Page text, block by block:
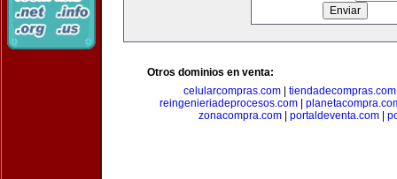
Otros dominios en venta:
celularcompras.com| tiendadecompras.com
reingenieriadeprocesos.com|
zonacompra.com| portaldeventa.com|